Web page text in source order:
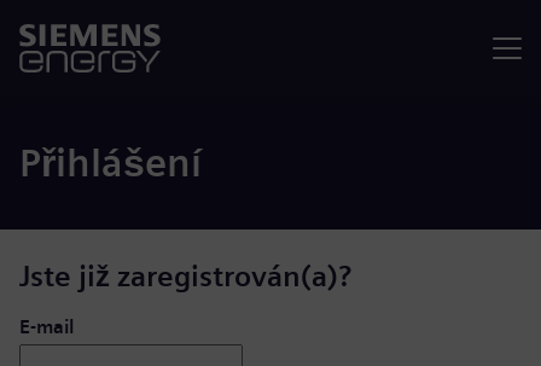
Přihlášení
Jste již zaregistrován(a)?
Přihlášení: uživatel a heslo
E-mail